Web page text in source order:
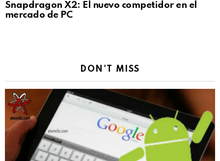
Snapdragon X2: El nuevo competidor en el
mercado de PC
DON'T MISS